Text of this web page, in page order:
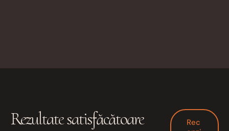
Detalii
Rezultate satisfăcătoare
Rec